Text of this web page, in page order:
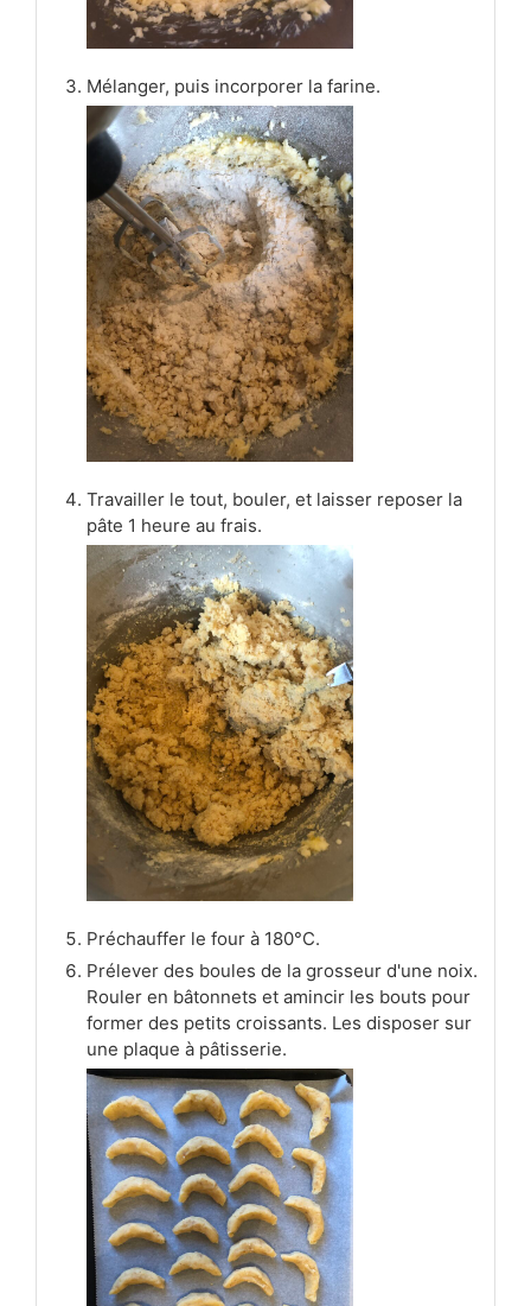
Mélanger, puis incorporer la farine.
Travailler le tout, bouler, et laisser reposer la
pâte 1 heure au frais.
Préchauffer le four à 180°C.
Prélever des boules de la grosseur d'une noix.
Rouler en bâtonnets et amincir les bouts pour
former des petits croissants. Les disposer sur
une plaque à pâtisserie.